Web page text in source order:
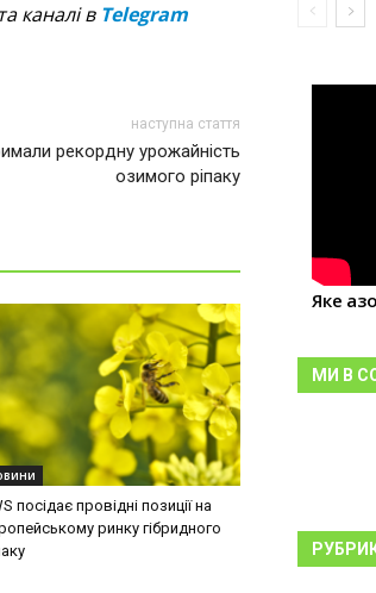
каналі в Telegram
наступна стаття
рекордну урожайність
озимого ріпаку
посідає провідні позиції на
ринку гібридного
Яке
МИ В